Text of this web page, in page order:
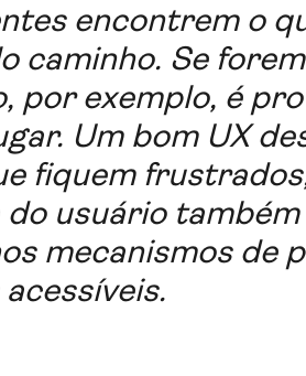
encontrem o
caminho. Se forem
por exemplo, é
Um bom UX
fiquem
usuário
mecanismos de